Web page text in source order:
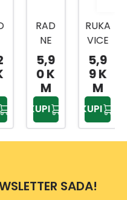
RAD
NE
RUKA
VICE
PRO
TEX
VELI
ČINA
9
ŽUTE
5,9
0 K
M
KUPI
RUKA
VICE
TOP
FLEX
VEL.8
5,9
9 K
M
KUPI
SADA!